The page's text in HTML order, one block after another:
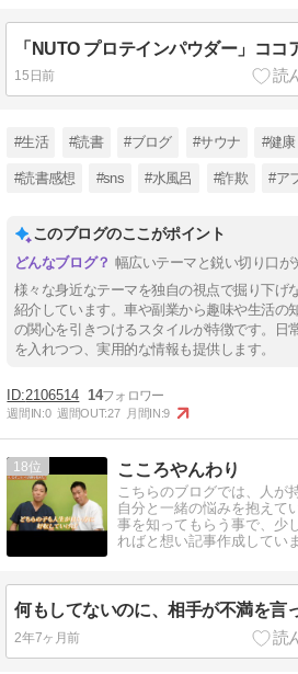
15日前
#生活 #読書 #ブログ #サウナ #健康
#読書感想 #sns #水風呂 #詐欺 #ア
このブログのここがポイント
幅広いテーマと鋭い切り口が
様々な身近なテーマを独自の視点で掘り下げ
紹介しています。車や副業から趣味や生活の
の関心を引きつけるスタイルが特徴です。日
を入れつつ、実用的な情報も提供します。
2106514 14
週間IN:0 週間OUT:27 月間IN:9
18 こころやんわり
こちらのブログでは、人が
自分と一緒の悩みを抱えて
事を知ってもらう事で、少
ればと想い記事作成していま
2年7ヶ月前